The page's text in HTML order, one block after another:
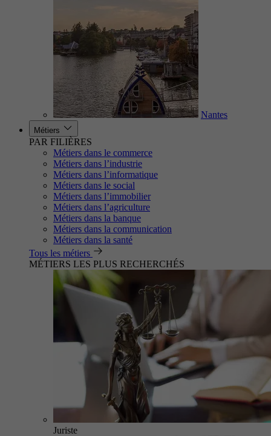
Nantes
Métiers
PAR FILIÈRES
Métiers dans le commerce
Métiers dans l’industrie
Métiers dans l’informatique
Métiers dans le social
Métiers dans l’immobilier
Métiers dans l’agriculture
Métiers dans la banque
Métiers dans la communication
Métiers dans la santé
Tous les métiers
MÉTIERS LES PLUS RECHERCHÉS
Juriste